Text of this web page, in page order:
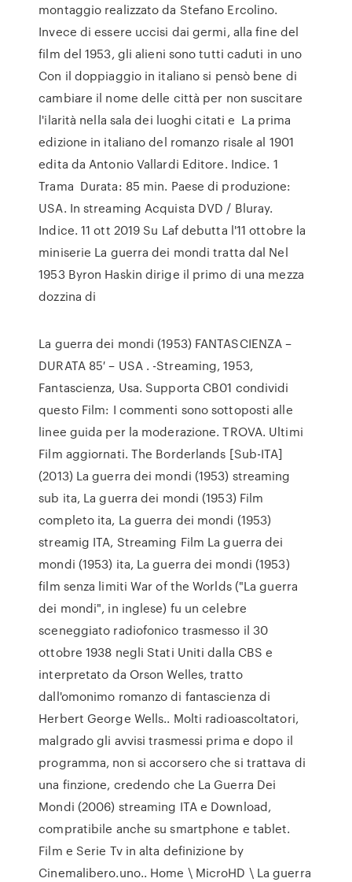
montaggio realizzato da Stefano Ercolino.
Invece di essere uccisi dai germi, alla fine del
film del 1953, gli alieni sono tutti caduti in uno
Con il doppiaggio in italiano si pensò bene di
cambiare il nome delle città per non suscitare
l'ilarità nella sala dei luoghi citati e La prima
edizione in italiano del romanzo risale al 1901
edita da Antonio Vallardi Editore. Indice. 1
Trama Durata: 85 min. Paese di produzione:
USA. In streaming Acquista DVD / Bluray.
Indice. 11 ott 2019 Su Laf debutta l'11 ottobre la
miniserie La guerra dei mondi tratta dal Nel
1953 Byron Haskin dirige il primo di una mezza
dozzina di
La guerra dei mondi (1953) FANTASCIENZA –
DURATA 85′ – USA . -Streaming, 1953,
Fantascienza, Usa. Supporta CB01 condividi
questo Film: I commenti sono sottoposti alle
linee guida per la moderazione. TROVA. Ultimi
Film aggiornati. The Borderlands [Sub-ITA]
(2013) La guerra dei mondi (1953) streaming
sub ita, La guerra dei mondi (1953) Film
completo ita, La guerra dei mondi (1953)
streamig ITA, Streaming Film La guerra dei
mondi (1953) ita, La guerra dei mondi (1953)
film senza limiti War of the Worlds ("La guerra
dei mondi", in inglese) fu un celebre
sceneggiato radiofonico trasmesso il 30
ottobre 1938 negli Stati Uniti dalla CBS e
interpretato da Orson Welles, tratto
dall'omonimo romanzo di fantascienza di
Herbert George Wells.. Molti radioascoltatori,
malgrado gli avvisi trasmessi prima e dopo il
programma, non si accorsero che si trattava di
una finzione, credendo che La Guerra Dei
Mondi (2006) streaming ITA e Download,
compratibile anche su smartphone e tablet.
Film e Serie Tv in alta definizione by
Cinemalibero.uno.. Home \ MicroHD \ La guerra